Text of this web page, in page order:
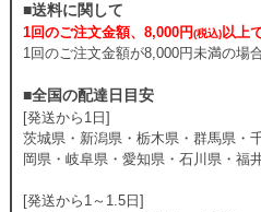
■送料に関して
1回のご注文金額、8,000円(税込)以上
1回のご注文金額が8,000円未満の場
■全国の配達日目安
[発送から1日]
茨城県・新潟県・栃木県・群馬県・
岡県・岐阜県・愛知県・石川県・福
[発送から1～1.5日]